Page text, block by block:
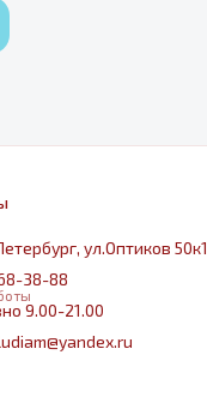
ул.Оптиков 50к1
38-88
9.00-21.00